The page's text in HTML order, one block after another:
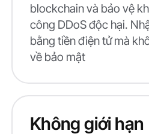
blockchain và bảo vệ
công DDoS độc hại.
bằng tiền điện tử mà
về bảo mật
Không giới hạn